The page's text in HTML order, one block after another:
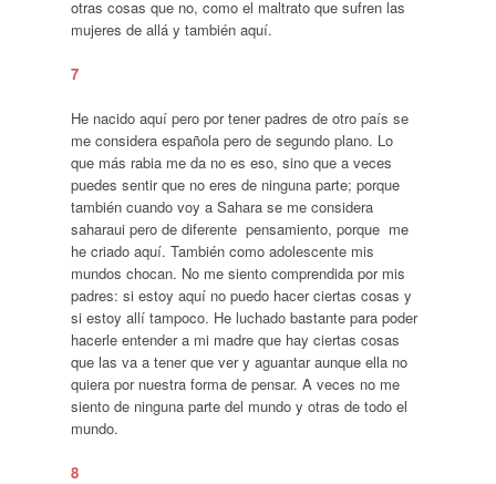
otras cosas que no, como el maltrato que sufren las
mujeres de allá y también aquí.
7
He nacido aquí pero por tener padres de otro país se
me considera española pero de segundo plano. Lo
que más rabia me da no es eso, sino que a veces
puedes sentir que no eres de ninguna parte; porque
también cuando voy a Sahara se me considera
saharaui pero de diferente pensamiento, porque me
he criado aquí. También como adolescente mis
mundos chocan. No me siento comprendida por mis
padres: si estoy aquí no puedo hacer ciertas cosas y
si estoy allí tampoco. He luchado bastante para poder
hacerle entender a mi madre que hay ciertas cosas
que las va a tener que ver y aguantar aunque ella no
quiera por nuestra forma de pensar. A veces no me
siento de ninguna parte del mundo y otras de todo el
mundo.
8